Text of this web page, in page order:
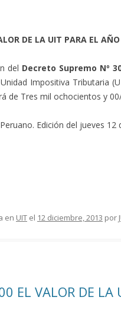
DE LA UIT PARA EL
del Decreto Supremo Nº
Impositiva Tributaria
de Tres mil ochocientos y
Edición del jueves 12
en UIT el 12 diciembre, 2013 por
EL VALOR DE